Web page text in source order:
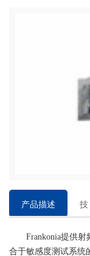
产品描述
技
参
Frankonia提供射
合于敏感度测试系统